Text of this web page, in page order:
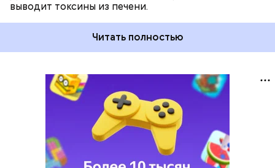
выводит токсины из печени.
Читать полностью